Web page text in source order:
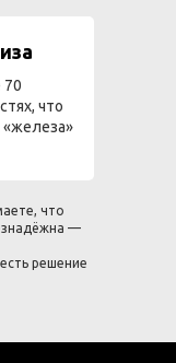
70
что
«железа»
что
—
решение